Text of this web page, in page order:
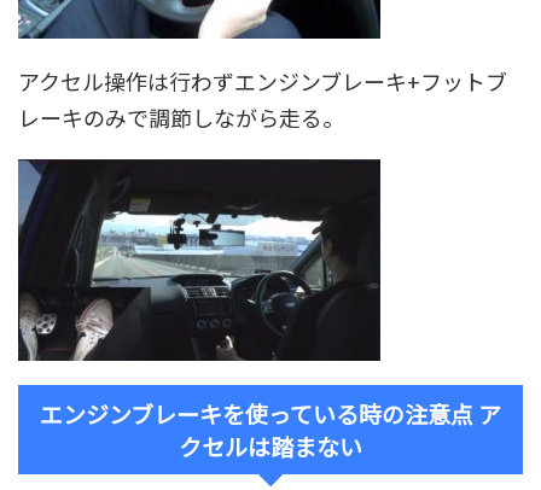
アクセル操作は行わずエンジンブレーキ+フットブ
レーキのみで調節しながら走る。
エンジンブレーキを使っている時の注意点 ア
クセルは踏まない